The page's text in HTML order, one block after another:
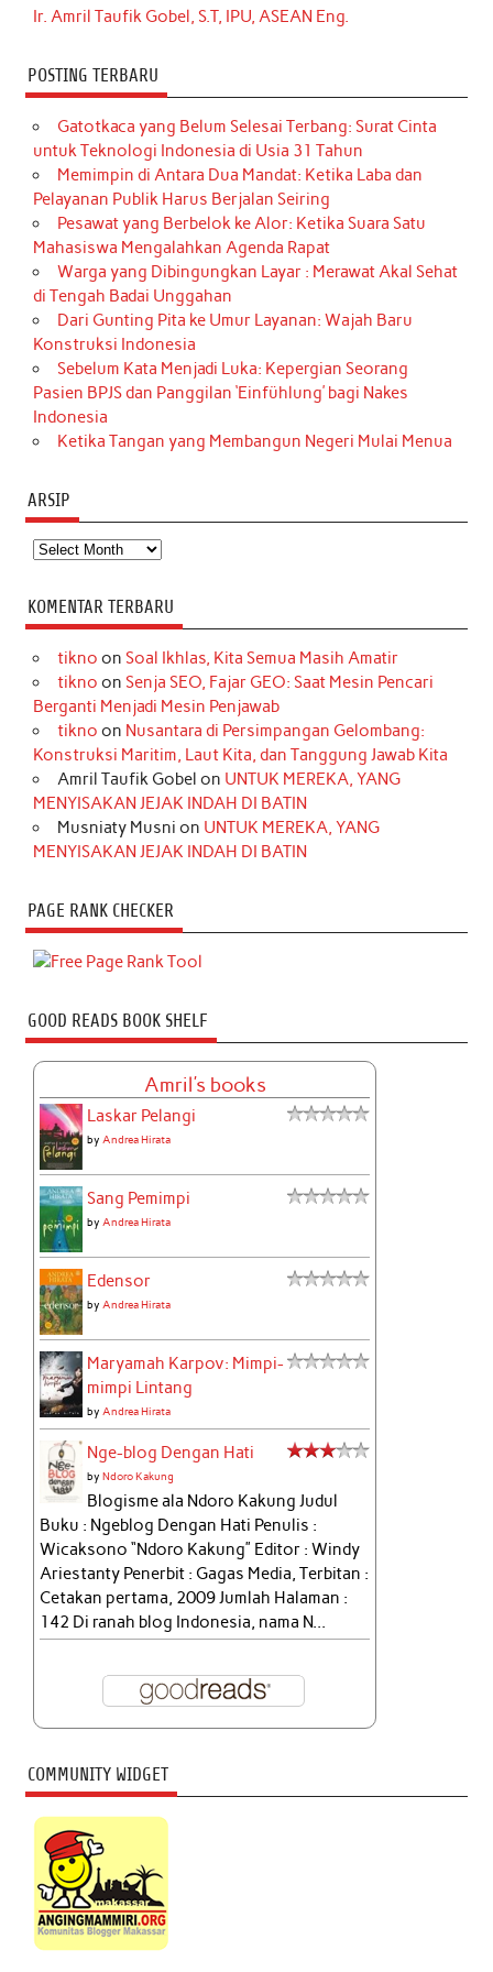
Ir. Amril Taufik Gobel, S.T, IPU, ASEAN Eng.
POSTING TERBARU
Gatotkaca yang Belum Selesai Terbang: Surat Cinta
untuk Teknologi Indonesia di Usia 31 Tahun
Memimpin di Antara Dua Mandat: Ketika Laba dan
Pelayanan Publik Harus Berjalan Seiring
Pesawat yang Berbelok ke Alor: Ketika Suara Satu
Mahasiswa Mengalahkan Agenda Rapat
Warga yang Dibingungkan Layar : Merawat Akal Sehat
di Tengah Badai Unggahan
Dari Gunting Pita ke Umur Layanan: Wajah Baru
Konstruksi Indonesia
Sebelum Kata Menjadi Luka: Kepergian Seorang
Pasien BPJS dan Panggilan ‘Einfühlung’ bagi Nakes
Indonesia
Ketika Tangan yang Membangun Negeri Mulai Menua
ARSIP
Arsip
KOMENTAR TERBARU
tikno on Soal Ikhlas, Kita Semua Masih Amatir
tikno on Senja SEO, Fajar GEO: Saat Mesin Pencari
Berganti Menjadi Mesin Penjawab
tikno on Nusantara di Persimpangan Gelombang:
Konstruksi Maritim, Laut Kita, dan Tanggung Jawab Kita
Amril Taufik Gobel on UNTUK MEREKA, YANG
MENYISAKAN JEJAK INDAH DI BATIN
Musniaty Musni on UNTUK MEREKA, YANG
MENYISAKAN JEJAK INDAH DI BATIN
PAGE RANK CHECKER
GOOD READS BOOK SHELF
Amril's books
Laskar Pelangi
by Andrea Hirata
Sang Pemimpi
by Andrea Hirata
Edensor
by Andrea Hirata
Maryamah Karpov: Mimpi-
mimpi Lintang
by Andrea Hirata
Nge-blog Dengan Hati
byNdoro Kakung
Blogisme ala Ndoro Kakung Judul
Buku : Ngeblog Dengan Hati Penulis :
Wicaksono “Ndoro Kakung” Editor : Windy
Ariestanty Penerbit : Gagas Media, Terbitan :
Cetakan pertama, 2009 Jumlah Halaman :
142 Di ranah blog Indonesia, nama N...
COMMUNITY WIDGET